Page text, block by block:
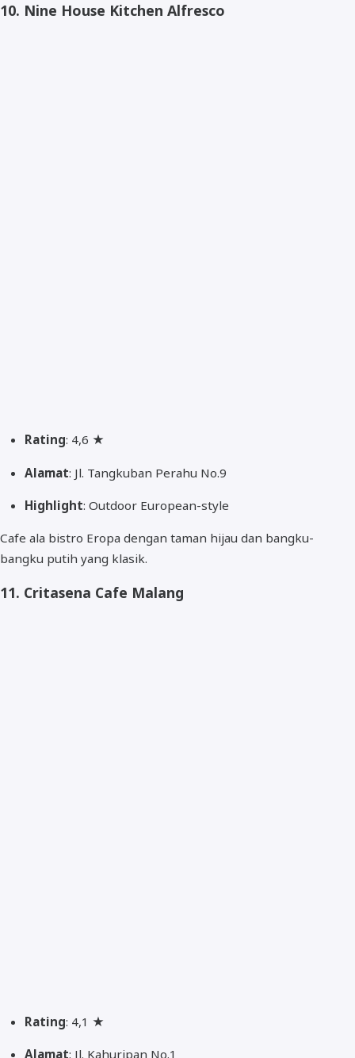
10. Nine House Kitchen Alfresco
Rating: 4,6 ★
Alamat: Jl. Tangkuban Perahu No.9
Highlight: Outdoor European-style
Cafe ala bistro Eropa dengan taman hijau dan bangku-
bangku putih yang klasik.
11. Critasena Cafe Malang
Rating: 4,1 ★
Alamat: Jl. Kahuripan No.1